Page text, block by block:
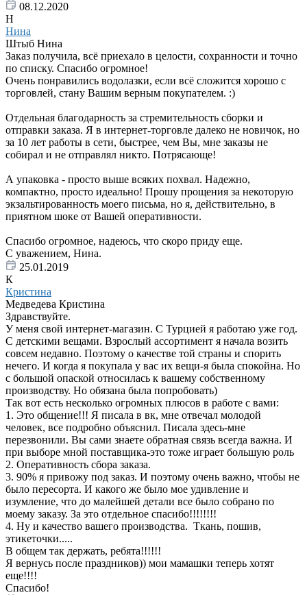
08.12.2020
Н
Нина
Штыб Нина
Заказ получила, всё приехало в целости, сохранности и точно
по списку. Спасибо огромное!
Очень понравились водолазки, если всё сложится хорошо с
торговлей, стану Вашим верным покупателем. :)
Отдельная благодарность за стремительность сборки и
отправки заказа. Я в интернет-торговле далеко не новичок, но
за 10 лет работы в сети, быстрее, чем Вы, мне заказы не
собирал и не отправлял никто. Потрясающе!
А упаковка - просто выше всяких похвал. Надежно,
компактно, просто идеально! Прошу прощения за некоторую
экзальтированность моего письма, но я, действительно, в
приятном шоке от Вашей оперативности.
Спасибо огромное, надеюсь, что скоро приду еще.
С уважением, Нина.
25.01.2019
К
Кристина
Медведева Кристина
Здравствуйте.
У меня свой интернет-магазин. С Турцией я работаю уже год.
С детскими вещами. Взрослый ассортимент я начала возить
совсем недавно. Поэтому о качестве той страны и спорить
нечего. И когда я покупала у вас их вещи-я была спокойна. Но
с большой опаской относилась к вашему собственному
производству. Но обязана была попробовать)
Так вот есть несколько огромных плюсов в работе с вами:
1. Это общение!!! Я писала в вк, мне отвечал молодой
человек, все подробно объяснил. Писала здесь-мне
перезвонили. Вы сами знаете обратная связь всегда важна. И
при выборе мной поставщика-это тоже играет большую роль
2. Оперативность сбора заказа.
3. 90% я привожу под заказ. И поэтому очень важно, чтобы не
было пересорта. И какого же было мое удивление и
изумление, что до малейшей детали все было собрано по
моему заказу. За это отдельное спасибо!!!!!!!!
4. Ну и качество вашего производства. Ткань, пошив,
этикеточки.....
В общем так держать, ребята!!!!!!
Я вернусь после праздников)) мои мамашки теперь хотят
еще!!!!
Спасибо!